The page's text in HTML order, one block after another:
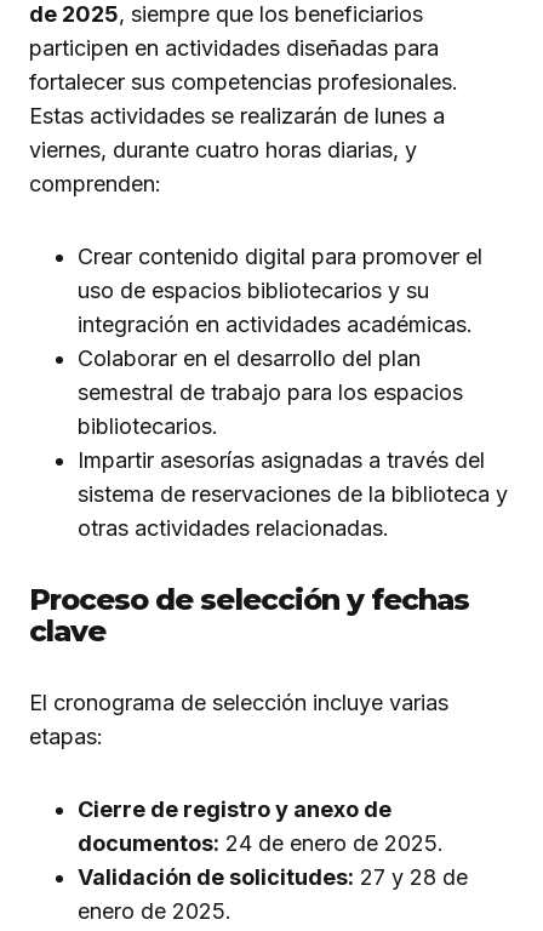
de 2025, siempre que los beneficiarios
participen en actividades diseñadas para
fortalecer sus competencias profesionales.
Estas actividades se realizarán de lunes a
viernes, durante cuatro horas diarias, y
comprenden:
Crear contenido digital para promover el
uso de espacios bibliotecarios y su
integración en actividades académicas.
Colaborar en el desarrollo del plan
semestral de trabajo para los espacios
bibliotecarios.
Impartir asesorías asignadas a través del
sistema de reservaciones de la biblioteca y
otras actividades relacionadas.
Proceso de selección y fechas
clave
El cronograma de selección incluye varias
etapas:
Cierre de registro y anexo de
documentos: 24 de enero de 2025.
Validación de solicitudes: 27 y 28 de
enero de 2025.